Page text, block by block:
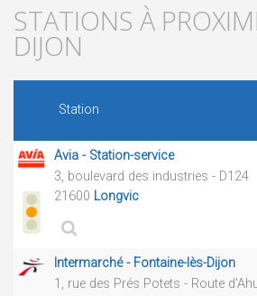
STATIONS À
DIJON
Station
Avia - Station-service
3, boulevard des industries - D124
21600 Longvic
Intermarché - Fontaine-lès-Dijon
1, rue des Prés Potets - Route